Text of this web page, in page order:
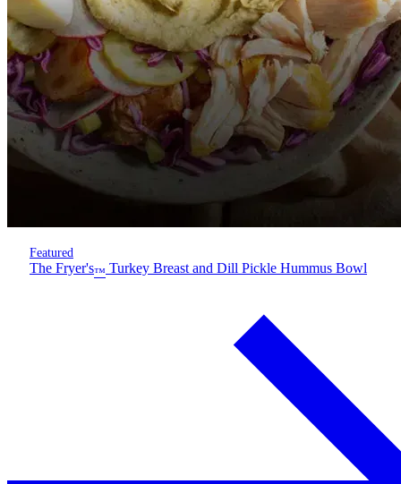
Featured
The Fryer's™ Turkey Breast and Dill Pickle Hummus Bowl